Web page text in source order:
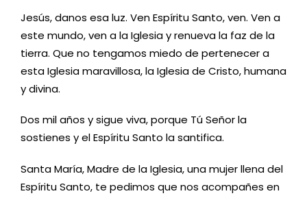
Jesús, danos esa luz. Ven Espíritu Santo, ven. Ven a
este mundo, ven a la Iglesia y renueva la faz de la
tierra. Que no tengamos miedo de pertenecer a
esta Iglesia maravillosa, la Iglesia de Cristo, humana
y divina.
Dos mil años y sigue viva, porque Tú Señor la
sostienes y el Espíritu Santo la santifica.
Santa María, Madre de la Iglesia, una mujer llena del
Espíritu Santo, te pedimos que nos acompañes en